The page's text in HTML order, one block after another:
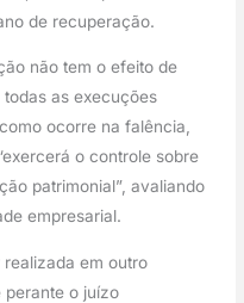
de recuperação.
não tem o efeito de
as execuções
ocorre na falência,
o controle sobre
patrimonial”, avaliando
empresarial.
realizada em outro
perante o juízo